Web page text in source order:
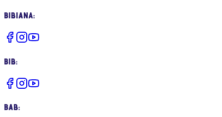
BIBIANA:
BIB:
BAB: